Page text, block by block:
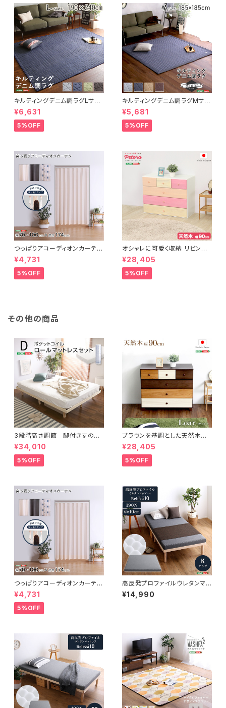
キルティングデニム調ラグLサイ
ズ(190x240cm)オールシーズ
ン、滑り止め付き、手洗い対応【D
erid-デリッド-】 DRG-L
¥6,631
5%OFF
キルティングデニム調ラグMサイ
ズ(185x185cm)オールシーズ
ン、滑り止め付き、手洗い対応【D
erid-デリッド-】 DRG-M
¥5,681
5%OFF
つっぱりアコーディオンカーテ
ン 100×174cm SH-16-TA
DC
¥4,731
5%OFF
オシャレに可愛く収納 リビング
用ローチェスト 4段 幅90cm
天然木（桐）日本製｜petora-
ペトラ- SH-08-PTR90
¥28,405
5%OFF
その他の商品
3段階高さ調節 脚付きすのこ
ベッド(ダブル) 【Lilitta-リリッ
タ-】(ポケットコイルロールマット
レス付き) ダブル LPS-HRM
-D
¥34,010
5%OFF
ブラウンを基調とした天然木ロ
ーチェスト 4段 幅90cm Loar
シリーズ 日本製・完成品｜Loar
-ロア- type1 SH-08-LR90
¥28,405
5%OFF
つっぱりアコーディオンカーテ
ン 100×174cm SH-16-TA
DC
¥4,731
5%OFF
高反発プロファイルウレタンマッ
トレス【Beleza10-ベレーザ・テ
ン-】(キング) ORM-10K
¥14,990